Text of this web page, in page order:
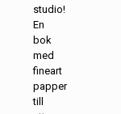
studio!
En
bok
med
fineart
papper
till